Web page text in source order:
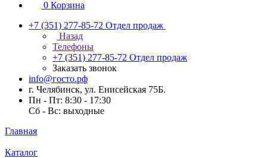
0 Корзина
+7 (351) 277-85-72 Отдел продаж
Назад
Телефоны
+7 (351) 277-85-72 Отдел продаж
Заказать звонок
info@госто.рф
г. Челябинск, ул. Енисейская 75Б.
Пн - Пт: 8:30 - 17:30
Сб - Вс: выходные
Главная
Каталог